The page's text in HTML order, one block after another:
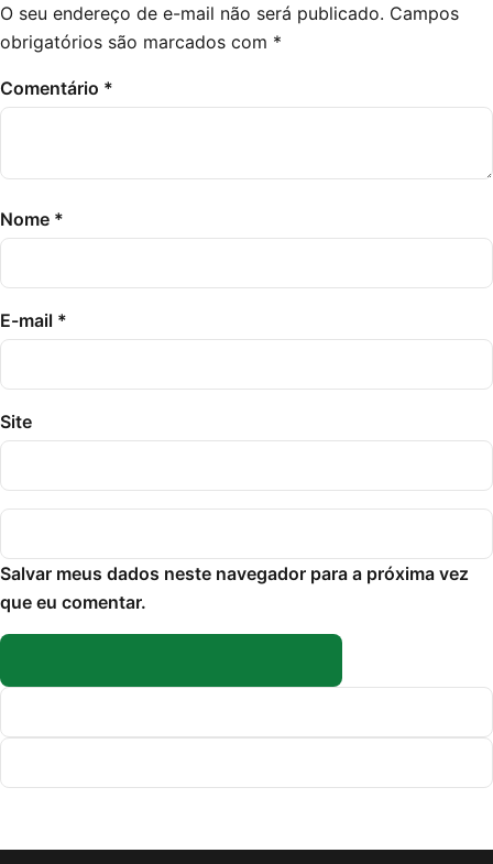
O seu endereço de e-mail não será publicado. Campos
obrigatórios são marcados com *
Comentário *
Nome *
E-mail *
Site
Salvar meus dados neste navegador para a próxima vez
que eu comentar.